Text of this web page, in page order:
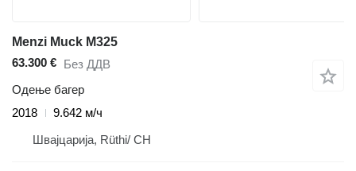
Menzi Muck M325
63.300 € Без ДДВ
Одење багер
2018
9.642 м/ч
Швајцарија, Rüthi/ CH